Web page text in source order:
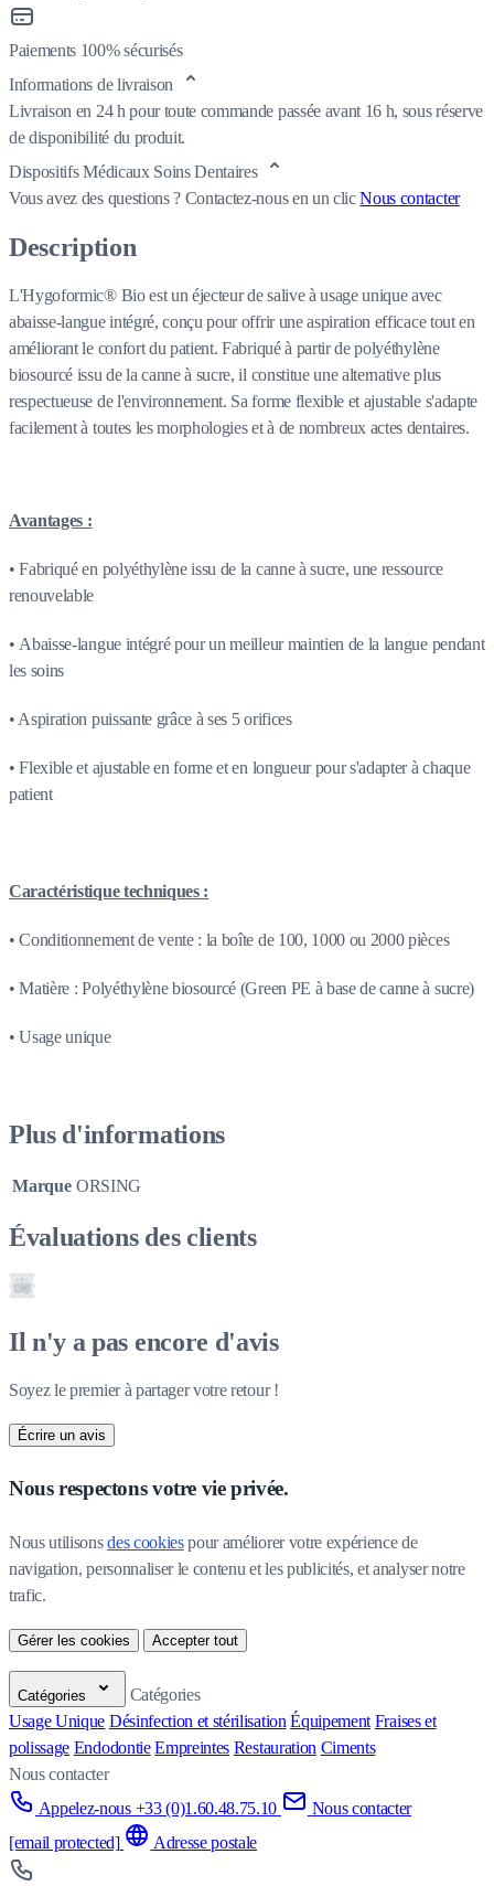
Paiements 100% sécurisés
Informations de livraison
Livraison en 24 h pour toute commande passée avant 16 h, sous réserve
de disponibilité du produit.
Dispositifs Médicaux Soins Dentaires
Vous avez des questions ? Contactez-nous en un clicNous contacter
Description
L'Hygoformic® Bio est un éjecteur de salive à usage unique avec
abaisse-langue intégré, conçu pour offrir une aspiration efficace tout en
améliorant le confort du patient. Fabriqué à partir de polyéthylène
biosourcé issu de la canne à sucre, il constitue une alternative plus
respectueuse de l'environnement. Sa forme flexible et ajustable s'adapte
facilement à toutes les morphologies et à de nombreux actes dentaires.
Avantages :
• Fabriqué en polyéthylène issu de la canne à sucre, une ressource
renouvelable
• Abaisse-langue intégré pour un meilleur maintien de la langue pendant
les soins
• Aspiration puissante grâce à ses 5 orifices
• Flexible et ajustableen forme et en longueur pour s'adapter à chaque
patient
Caractéristique techniques :
• Conditionnement de vente : la boîte de 100, 1000 ou 2000 pièces
• Matière : Polyéthylène biosourcé (Green PE à base de canne à sucre)
• Usage unique
Plus d'informations
Marque ORSING
Évaluations des clients
Il n'y a pas encore d'avis
Soyez le premier à partager votre retour !
Écrire un avis
Nous respectons votre vie privée.
Nous utilisons des cookies pour améliorer votre expérience de
navigation, personnaliser le contenu et les publicités, et analyser notre
trafic.
Gérer les cookies Accepter tout
Catégories
Catégories
Usage Unique Désinfection et stérilisation Équipement Fraises et
polissage Endodontie Empreintes Restauration Ciments
Nous contacter
Appelez-nous +33 (0)1.60.48.75.10
Nous contacter
[email protected]
Adresse postale